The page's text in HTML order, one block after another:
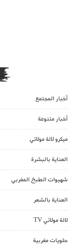
أخبار المجتمع
أخبار متنوعة
ميكرو لالة مولاتي
العناية بالبشرة
شهيوات الطبخ المغربي
العناية بالشعر
لالة مولاتي TV
حلويات مغربية